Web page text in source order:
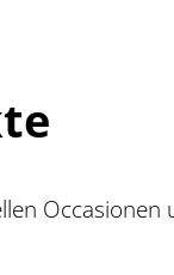
Occasionen